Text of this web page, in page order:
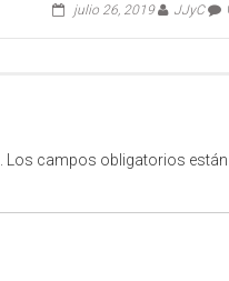
julio 26, 2019 JJyC
Los campos obligatorios